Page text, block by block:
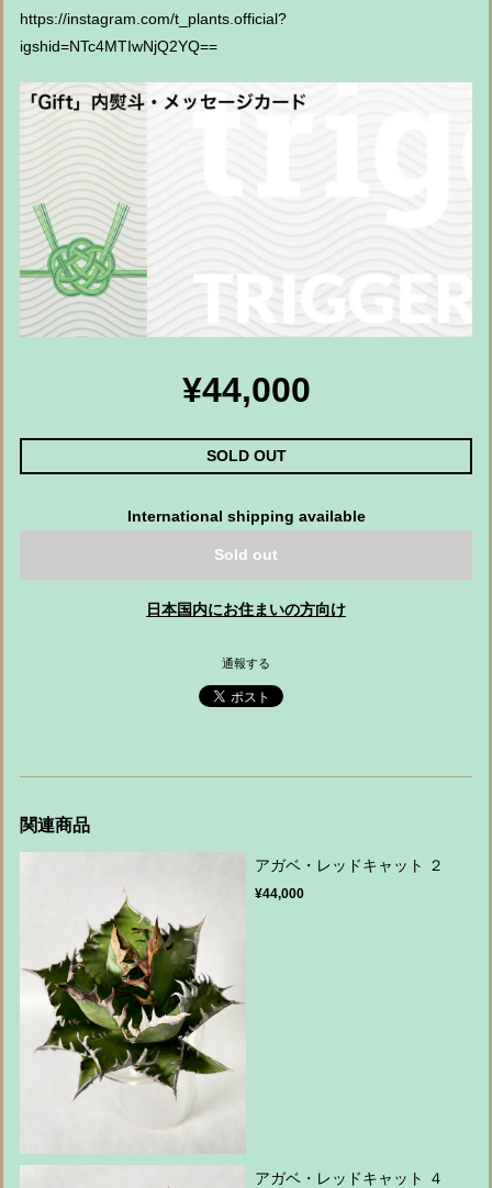
https://instagram.com/t_plants.official?
igshid=NTc4MTIwNjQ2YQ==
¥44,000
SOLD OUT
International shipping available
Sold out
日本国内にお住まいの方向け
通報する
関連商品
アガベ・レッドキャット ２
¥44,000
アガベ・レッドキャット ４